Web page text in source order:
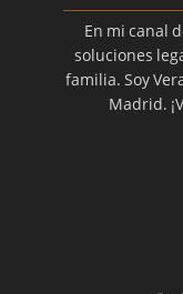
En mi canal
soluciones
familia. Soy
Madrid.